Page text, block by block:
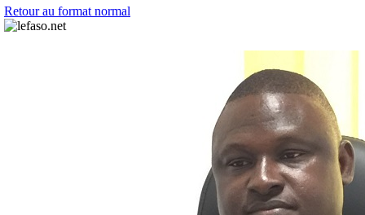
Retour au format normal